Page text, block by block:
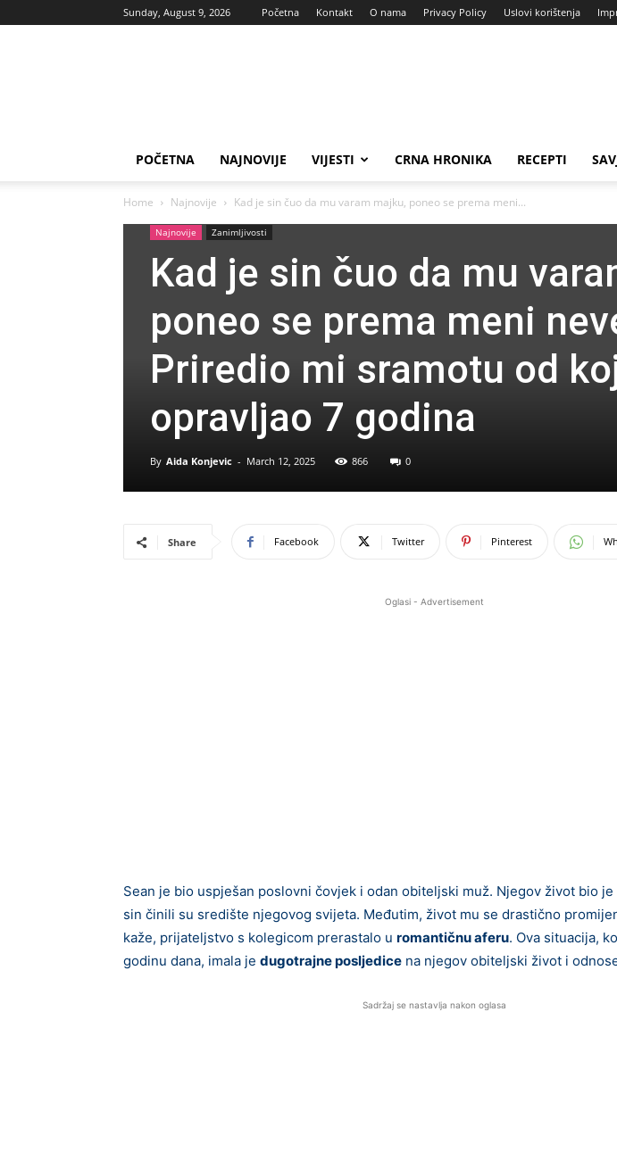
Sunday, August 9, 2026 Početna Kontakt O nama Privacy Policy Uslovi korištenja
POČETNA NAJNOVIJE VIJESTI CRNA HRONIKA RECEPTI
Home Najnovije Kad je sin čuo da mu varam majku, poneo se prema meni...
Najnovije Zanimljivosti
Kad je sin čuo da mu
poneo se prema meni
Priredio mi sramotu od
opravljao 7 godina
By Aida Konjevic - March 12, 2025 866 0
Share Facebook Twitter Pinterest
Oglasi - Advertisement
Sean je bio uspješan poslovni čovjek i odan obiteljski muž. Njegov život bio je
sin činili su središte njegovog svijeta. Međutim, život mu se drastično
kaže, prijateljstvo s kolegicom prerastalo u romantičnu aferu. Ova situacija,
godinu dana, imala je dugotrajne posljedice na njegov obiteljski život i
Sadržaj se nastavlja nakon oglasa